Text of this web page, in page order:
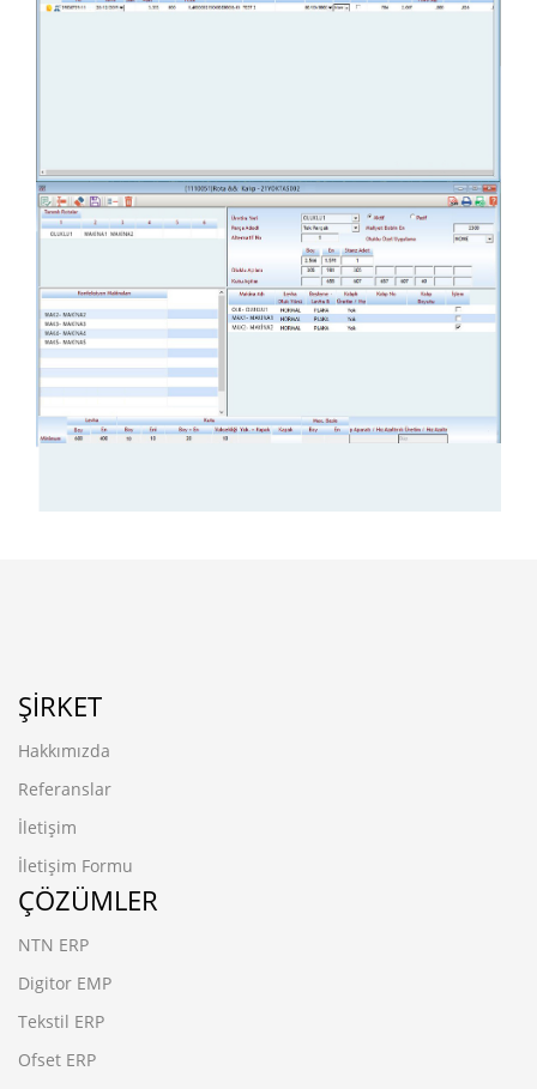
Üretim Rotaları ve Kalıp
ŞIRKET
Hakkımızda
Referanslar
İletişim
İletişim Formu
ÇÖZÜMLER
NTN ERP
Digitor EMP
Tekstil ERP
Ofset ERP